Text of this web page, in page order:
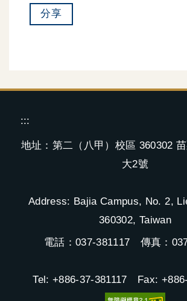
分享
:::
地址：第二（八甲）校區 360302
大2號
Address: Bajia Campus, No. 2,
360302, Taiwan
電話：037-381117 傳真：
Tel: +886-37-381117 Fax: